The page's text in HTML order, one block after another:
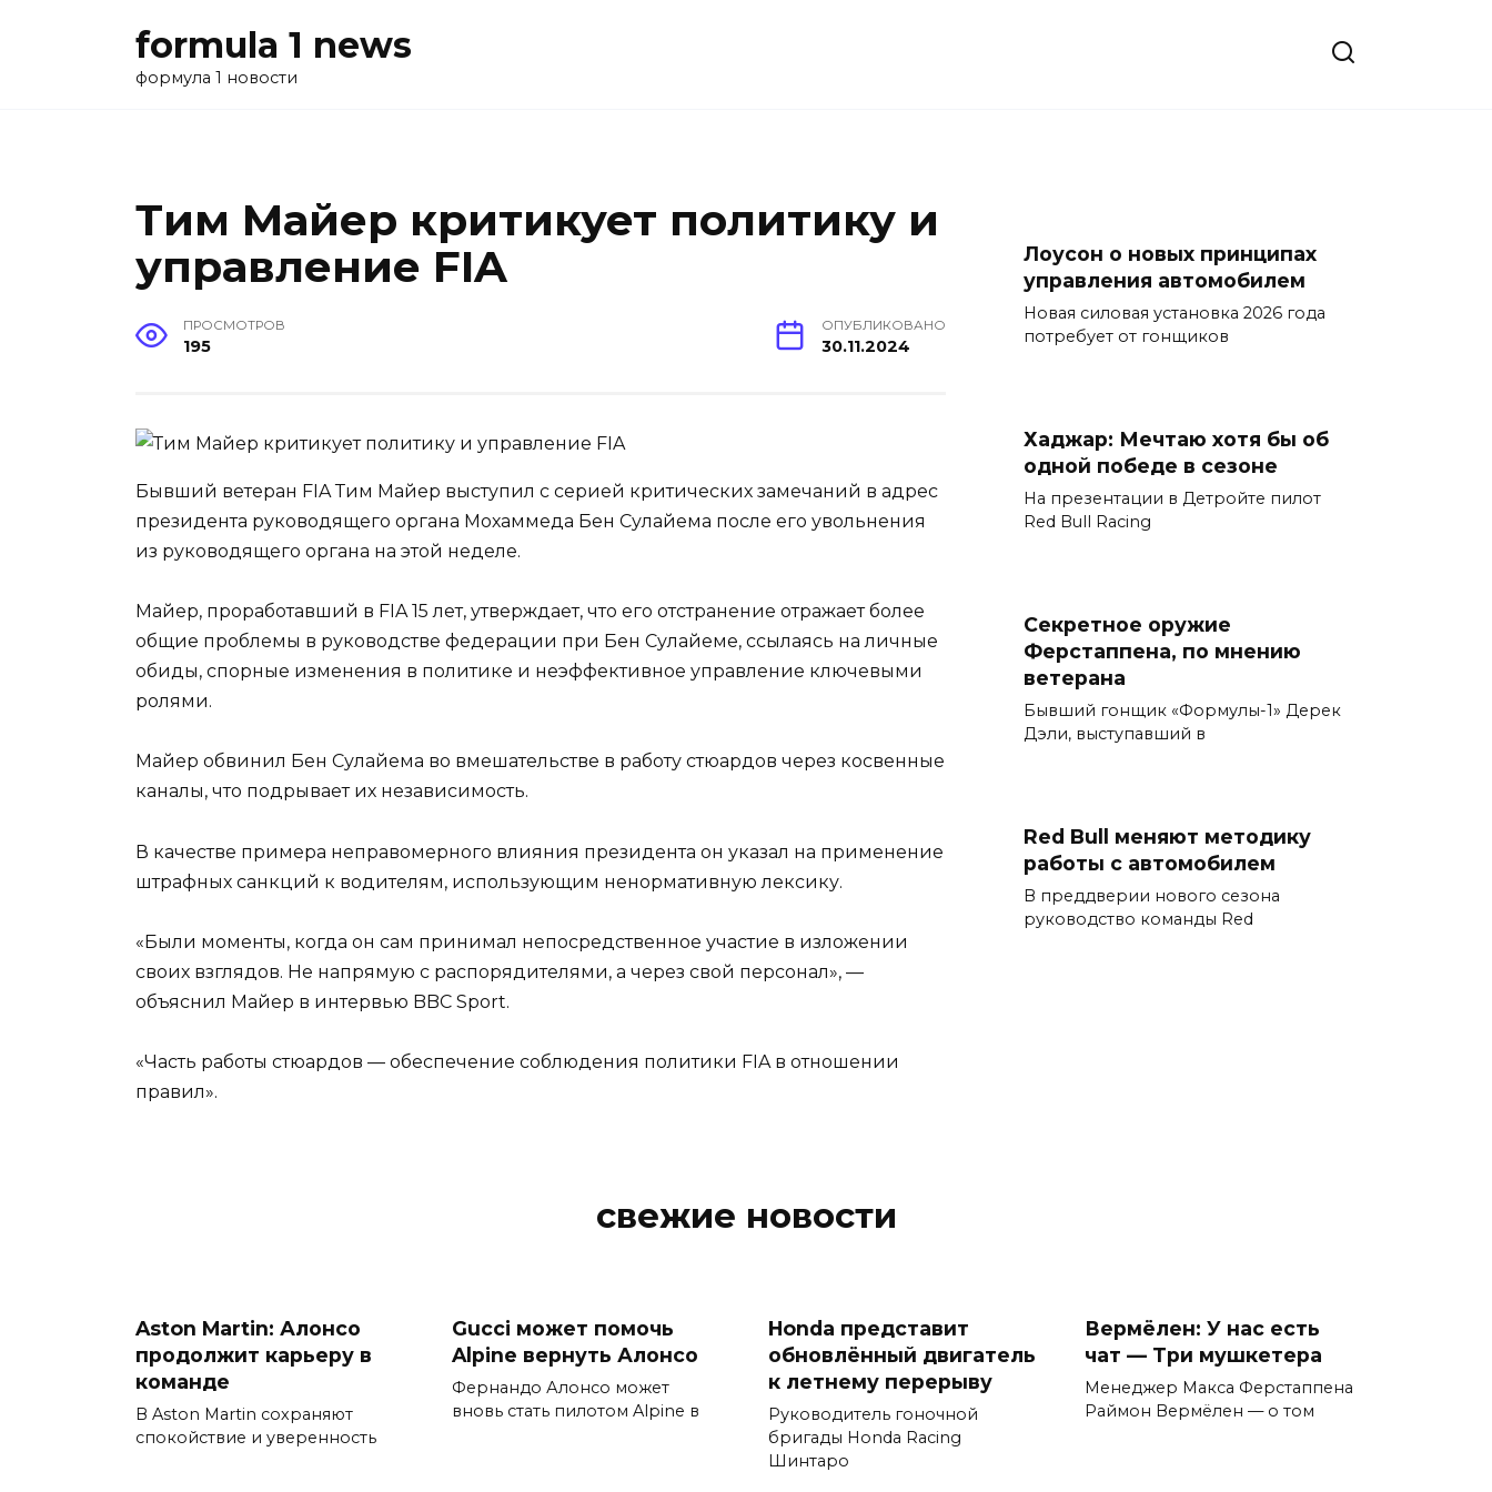
formula 1 news
формула 1 новости
Тим Майер критикует политику и
управление FIA
ПРОСМОТРОВ
195
ОПУБЛИКОВАНО
30.11.2024
Бывший ветеран FIA Тим Майер выступил с серией критических замечаний в адрес
президента руководящего органа Мохаммеда Бен Сулайема после его увольнения
из руководящего органа на этой неделе.
Майер, проработавший в FIA 15 лет, утверждает, что его отстранение отражает более
общие проблемы в руководстве федерации при Бен Сулайеме, ссылаясь на личные
обиды, спорные изменения в политике и неэффективное управление ключевыми
ролями.
Майер обвинил Бен Сулайема во вмешательстве в работу стюардов через косвенные
каналы, что подрывает их независимость.
В качестве примера неправомерного влияния президента он указал на применение
штрафных санкций к водителям, использующим ненормативную лексику.
«Были моменты, когда он сам принимал непосредственное участие в изложении
своих взглядов. Не напрямую с распорядителями, а через свой персонал», —
объяснил Майер в интервью BBC Sport.
«Часть работы стюардов — обеспечение соблюдения политики FIA в отношении
правил».
Лоусон о новых принципах
управления автомобилем
Новая силовая установка 2026 года
потребует от гонщиков
Хаджар: Мечтаю хотя бы об
одной победе в сезоне
На презентации в Детройте пилот
Red Bull Racing
Секретное оружие
Ферстаппена, по мнению
ветерана
Бывший гонщик «Формулы-1» Дерек
Дэли, выступавший в
Red Bull меняют методику
работы с автомобилем
В преддверии нового сезона
руководство команды Red
свежие новости
Aston Martin: Алонсо
продолжит карьеру в
команде
В Aston Martin сохраняют
спокойствие и уверенность
Gucci может помочь
Alpine вернуть Алонсо
Фернандо Алонсо может
вновь стать пилотом Alpine в
Honda представит
обновлённый двигатель
к летнему перерыву
Руководитель гоночной
бригады Honda Racing
Шинтаро
Вермёлен: У нас есть
чат — Три мушкетера
Менеджер Макса Ферстаппена
Раймон Вермёлен — о том